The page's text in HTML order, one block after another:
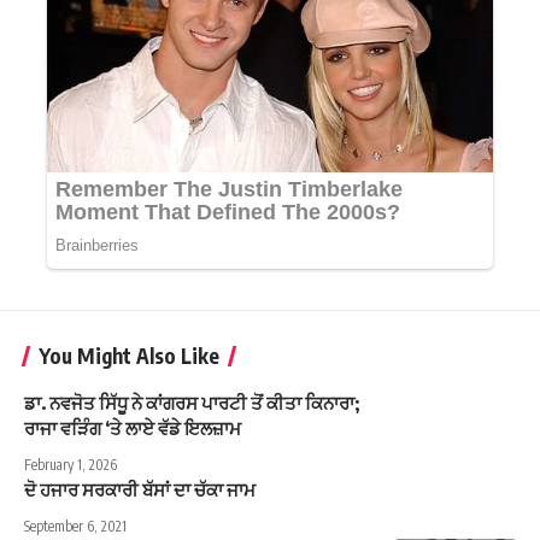
You Might Also Like
ਡਾ. ਨਵਜੋਤ ਸਿੱਧੂ ਨੇ ਕਾਂਗਰਸ ਪਾਰਟੀ ਤੋਂ ਕੀਤਾ ਕਿਨਾਰਾ;
ਰਾਜਾ ਵੜਿੰਗ ‘ਤੇ ਲਾਏ ਵੱਡੇ ਇਲਜ਼ਾਮ
February 1, 2026
ਦੋ ਹਜਾਰ ਸਰਕਾਰੀ ਬੱਸਾਂ ਦਾ ਚੱਕਾ ਜਾਮ
September 6, 2021